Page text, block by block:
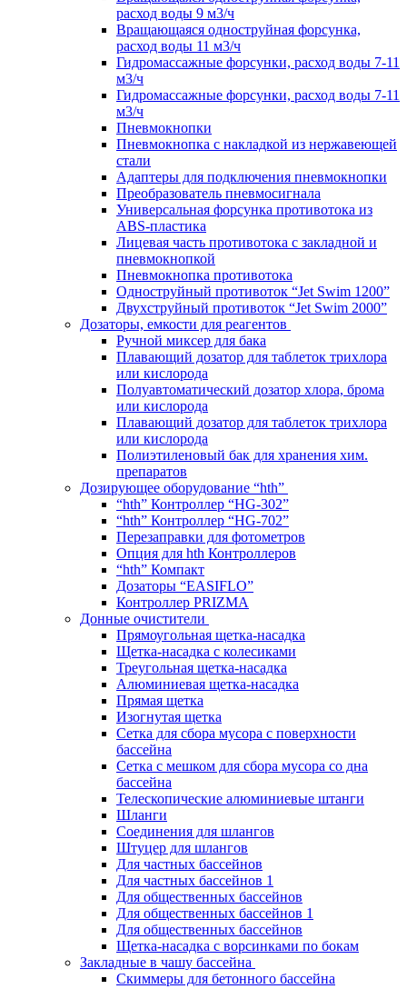
расход воды 9 м3/ч
Вращающаяся одноструйная форсунка,
расход воды 11 м3/ч
Гидромассажные форсунки, расход воды 7-11
м3/ч
Гидромассажные форсунки, расход воды 7-11
м3/ч
Пневмокнопки
Пневмокнопка с накладкой из нержавеющей
стали
Адаптеры для подключения пневмокнопки
Преобразователь пневмосигнала
Универсальная форсунка противотока из
ABS-пластика
Лицевая часть противотока с закладной и
пневмокнопкой
Пневмокнопка противотока
Одноструйный противоток “Jet Swim 1200”
Двухструйный противоток “Jet Swim 2000”
Дозаторы, емкости для реагентов
Ручной миксер для бака
Плавающий дозатор для таблеток трихлора
или кислорода
Полуавтоматический дозатор хлора, брома
или кислорода
Плавающий дозатор для таблеток трихлора
или кислорода
Полиэтиленовый бак для хранения хим.
препаратов
Дозирующее оборудование “hth”
“hth” Контроллер “HG-302”
“hth” Контроллер “HG-702”
Перезаправки для фотометров
Опция для hth Контроллеров
“hth” Компакт
Дозаторы “EASIFLO”
Контроллер PRIZMA
Донные очистители
Прямоугольная щетка-насадка
Щетка-насадка с колесиками
Треугольная щетка-насадка
Алюминиевая щетка-насадка
Прямая щетка
Изогнутая щетка
Сетка для сбора мусора с поверхности
бассейна
Сетка с мешком для сбора мусора со дна
бассейна
Телескопические алюминиевые штанги
Шланги
Соединения для шлангов
Штуцер для шлангов
Для частных бассейнов
Для частных бассейнов 1
Для общественных бассейнов
Для общественных бассейнов 1
Для общественных бассейнов
Щетка-насадка с ворсинками по бокам
Закладные в чашу бассейна
Скиммеры для бетонного бассейна